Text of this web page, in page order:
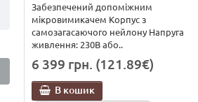
Забезпечений допоміжним
мікровимикачем Корпус з
самозагасаючого нейлону Напруга
живлення: 230В або..
6 399 грн. (121.89€)
В кошик